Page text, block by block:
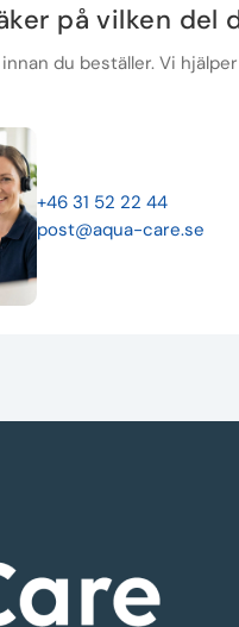
på vilken del
du beställer. Vi
+46 31 52 22 44
post@aqua-care.se